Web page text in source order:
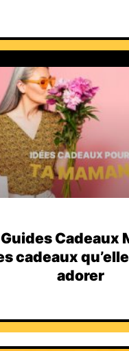
Guides Cadeaux
cadeaux
adorer